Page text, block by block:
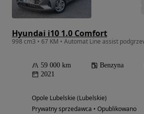
Hyundai i10 1.0 Comfort
59 000 km Benzyna
2021
Opole Lubelskie (Lubelskie)
Prywatny sprzedawca • Opublikowano